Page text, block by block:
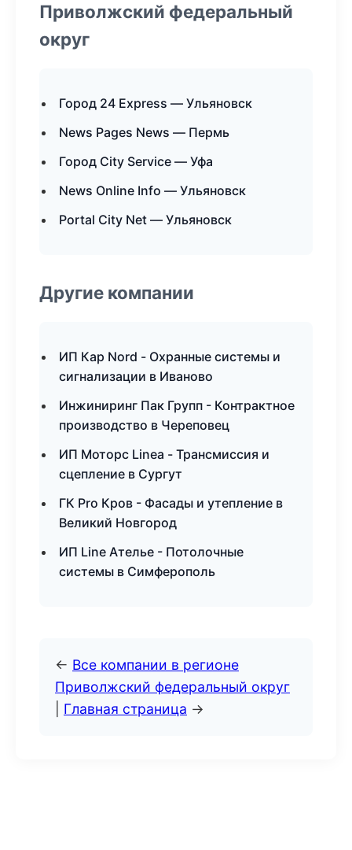
Приволжский федеральный
округ
Город 24 Express — Ульяновск
News Pages News — Пермь
Город City Service — Уфа
News Online Info — Ульяновск
Portal City Net — Ульяновск
Другие компании
ИП Кар Nord - Охранные системы и
сигнализации в Иваново
Инжиниринг Пак Групп - Контрактное
производство в Череповец
ИП Моторс Linea - Трансмиссия и
сцепление в Сургут
ГК Pro Кров - Фасады и утепление в
Великий Новгород
ИП Line Ателье - Потолочные
системы в Симферополь
← Все компании в регионе
Приволжский федеральный округ
Главная страница →